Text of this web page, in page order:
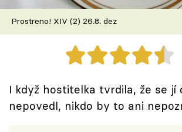
Recepty z TV
Speciál: Cuketa
Sledujte prima+
Prostreno! XIV (2) 26.8. dez
I když hostitelka tvrdila, že se jí
nepovedl, nikdo by to ani